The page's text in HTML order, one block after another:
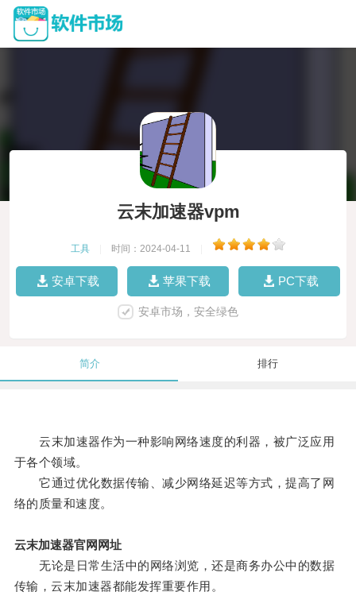
云末加速器vpm
工具 时间：2024-04-11
安卓下载 苹果下载 PC下载
安卓市场，安全绿色
简介 排行
云末加速器作为一种影响网络速度的利器，被广泛应用
于各个领域。
它通过优化数据传输、减少网络延迟等方式，提高了网
络的质量和速度。
云末加速器官网网址
无论是日常生活中的网络浏览，还是商务办公中的数据
传输，云末加速器都能发挥重要作用。